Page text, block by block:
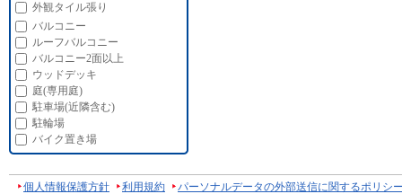
外観タイル張り
バルコニー
ルーフバルコニー
バルコニー2面以上
ウッドデッキ
庭(専用庭)
駐車場(近隣含む)
駐輪場
バイク置き場
個人情報保護方針 利用規約 パーソナルデータの外部送信に関するポリシ